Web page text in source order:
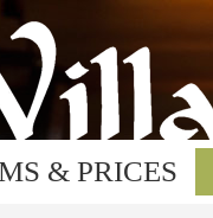
& PRICES